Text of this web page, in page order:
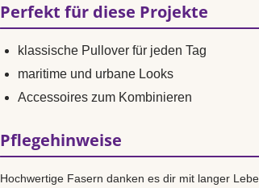
Perfekt für diese Projekte
klassische Pullover für jeden Tag
maritime und urbane Looks
Accessoires zum Kombinieren
Pflegehinweise
Hochwertige Fasern danken es dir mit langer